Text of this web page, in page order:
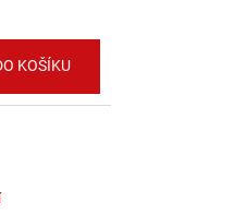
KOŠÍKU